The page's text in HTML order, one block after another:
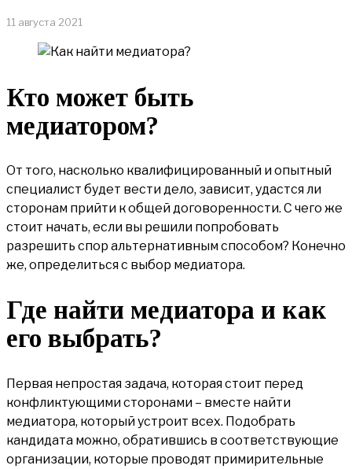
11 августа 2021
Кто может быть
медиатором?
От того, насколько квалифицированный и опытный
специалист будет вести дело, зависит, удастся ли
сторонам прийти к общей договоренности. С чего же
стоит начать, если вы решили попробовать
разрешить спор альтернативным способом? Конечно
же, определиться с выбор медиатора.
Где найти медиатора и как
его выбрать?
Первая непростая задача, которая стоит перед
конфликтующими сторонами – вместе найти
медиатора, который устроит всех. Подобрать
кандидата можно, обратившись в соответствующие
организации, которые проводят примирительные